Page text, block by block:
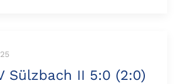
Sülzbach II 5:0 (2:0)